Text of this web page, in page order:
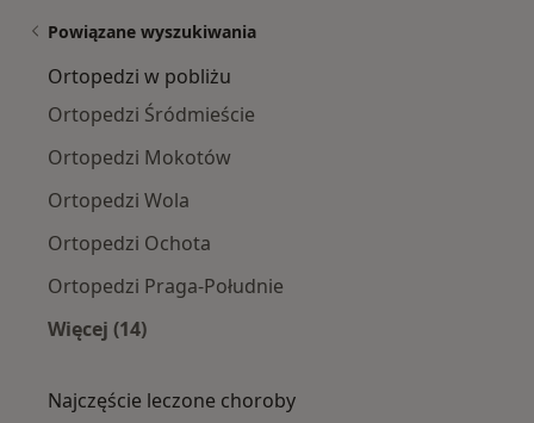
Powiązane wyszukiwania
Ortopedzi w pobliżu
Ortopedzi Śródmieście
Ortopedzi Mokotów
Ortopedzi Wola
Ortopedzi Ochota
Ortopedzi Praga-Południe
Więcej (14)
Najczęście leczone choroby